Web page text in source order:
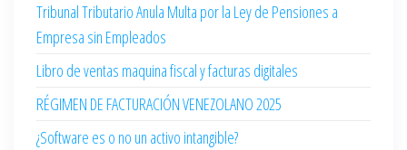
Tribunal Tributario Anula Multa por la Ley de Pensiones a
Empresa sin Empleados
Libro de ventas maquina fiscal y facturas digitales
RÉGIMEN DE FACTURACIÓN VENEZOLANO 2025
¿Software es o no un activo intangible?